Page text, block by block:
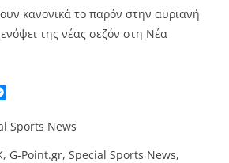
κανονικά το παρόν στην αυριανή
της νέας σεζόν στη Νέα
Sports News
, G-Point.gr, Special Sports News,